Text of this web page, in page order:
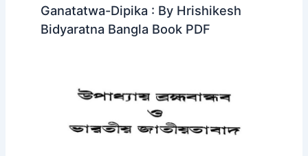
Ganatatwa-Dipika : By Hrishikesh
Bidyaratna Bangla Book PDF